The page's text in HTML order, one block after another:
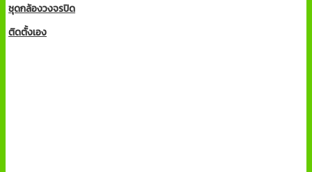
ชุดกล้องวงจรปิด
ติดตั้งเอง